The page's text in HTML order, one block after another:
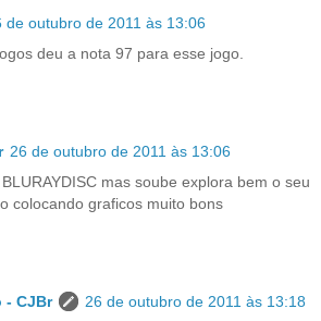
de outubro de 2011 às 13:06
deu a nota 97 para esse jogo.
26 de outubro de 2011 às 13:06
mas soube explora bem o seu
colocando graficos muito bons
- CJBr
26 de outubro de 2011 às 13:18